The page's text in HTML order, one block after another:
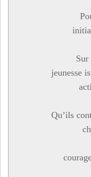
jeunesse
Qu’ils